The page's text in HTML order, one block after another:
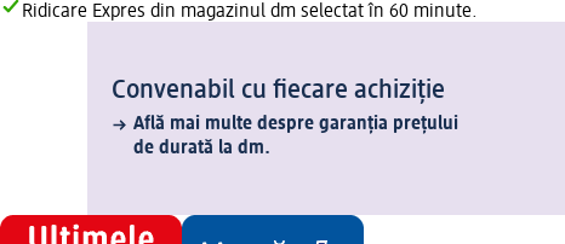
Ridicare Expres din magazinul dm selectat în 60 minute.
Convenabil cu fiecare achiziție
Află mai multe despre garanția prețului
de durată la dm.